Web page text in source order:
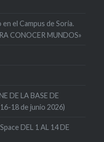
el Campus de Soria.
CONOCER MUNDOS»
DE LA BASE DE
18 de junio 2026)
DEL 1 AL 14 DE